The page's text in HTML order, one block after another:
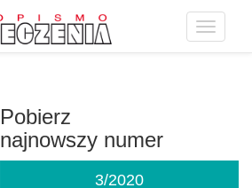
Toggle
Pobierz
najnowszy numer
3/2020